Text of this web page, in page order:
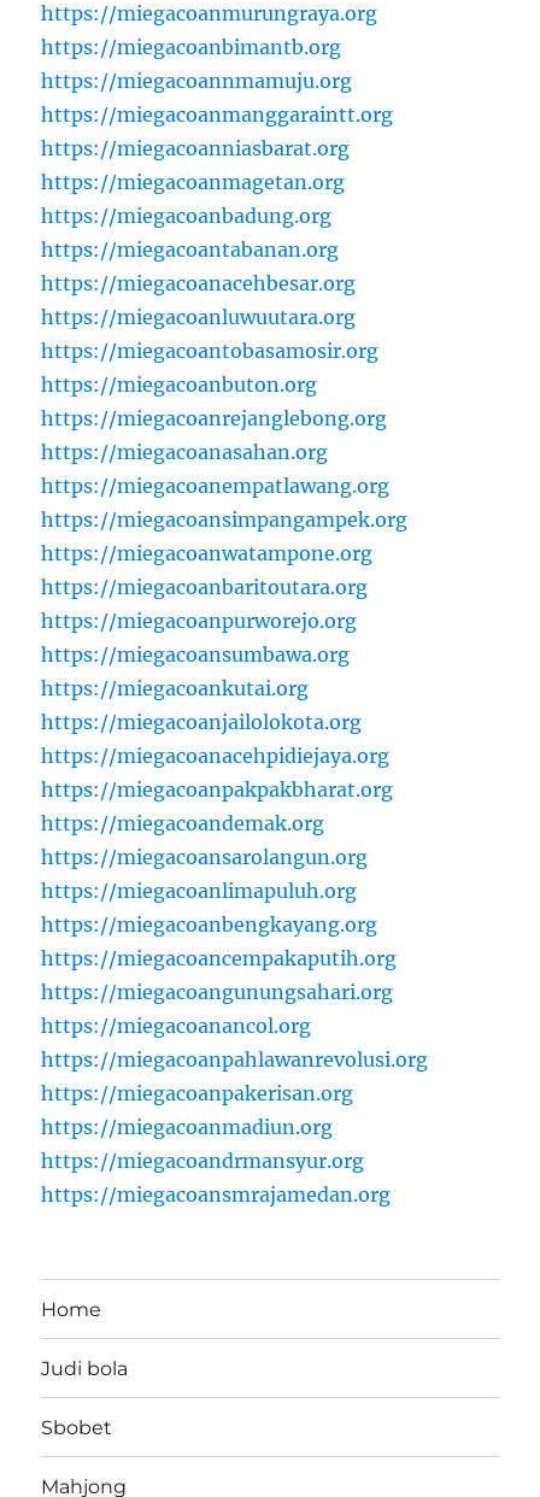
https://miegacoanmurungraya.org
https://miegacoanbimantb.org
https://miegacoannmamuju.org
https://miegacoanmanggaraintt.org
https://miegacoanniasbarat.org
https://miegacoanmagetan.org
https://miegacoanbadung.org
https://miegacoantabanan.org
https://miegacoanacehbesar.org
https://miegacoanluwuutara.org
https://miegacoantobasamosir.org
https://miegacoanbuton.org
https://miegacoanrejanglebong.org
https://miegacoanasahan.org
https://miegacoanempatlawang.org
https://miegacoansimpangampek.org
https://miegacoanwatampone.org
https://miegacoanbaritoutara.org
https://miegacoanpurworejo.org
https://miegacoansumbawa.org
https://miegacoankutai.org
https://miegacoanjailolokota.org
https://miegacoanacehpidiejaya.org
https://miegacoanpakpakbharat.org
https://miegacoandemak.org
https://miegacoansarolangun.org
https://miegacoanlimapuluh.org
https://miegacoanbengkayang.org
https://miegacoancempakaputih.org
https://miegacoangunungsahari.org
https://miegacoanancol.org
https://miegacoanpahlawanrevolusi.org
https://miegacoanpakerisan.org
https://miegacoanmadiun.org
https://miegacoandrmansyur.org
https://miegacoansmrajamedan.org
Home
Judi bola
Sbobet
Mahjong